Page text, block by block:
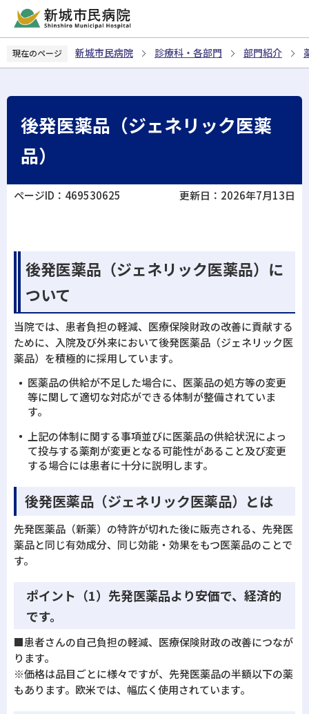
の
現在のページ 新城市民病院 診療科・各部門 部門紹介
後発医薬品（ジェネリック医薬
品）
ページID：469530625 更新日：2026年7月13日
後発医薬品（ジェネリック医薬品）に
ついて
当院では、患者負担の軽減、医療保険財政の改善に貢献する
ために、入院及び外来において後発医薬品（ジェネリック医
薬品）を積極的に採用しています。
医薬品の供給が不足した場合に、医薬品の処方等の変更
等に関して適切な対応ができる体制が整備されていま
す。
上記の体制に関する事項並びに医薬品の供給状況によっ
て投与する薬剤が変更となる可能性があること及び変更
する場合には患者に十分に説明します。
後発医薬品（ジェネリック医薬品）とは
先発医薬品（新薬）の特許が切れた後に販売される、先発医
薬品と同じ有効成分、同じ効能・効果をもつ医薬品のことで
す。
ポイント（1）先発医薬品より安価で、経済的
です。
■患者さんの自己負担の軽減、医療保険財政の改善につなが
ります。
※価格は品目ごとに様々ですが、先発医薬品の半額以下の薬
もあります。欧米では、幅広く使用されています。